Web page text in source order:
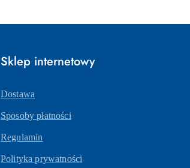
Sklep internetowy
Dostawa
Sposoby płatności
Regulamin
Polityka prywatności